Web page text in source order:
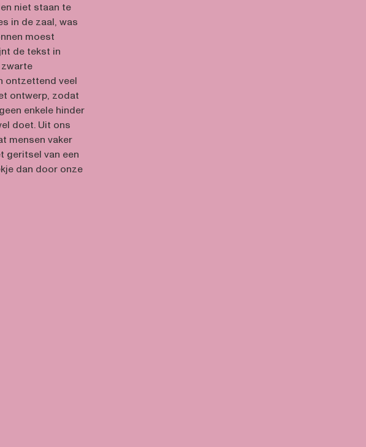
niet staan te
in de zaal, was
moest
de tekst in
ontzettend veel
ontwerp, zodat
enkele hinder
doet. Uit ons
mensen vaker
geritsel van een
dan door onze